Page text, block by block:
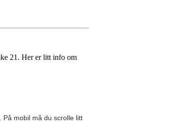
21. Her er litt info om
På mobil må du scrolle litt